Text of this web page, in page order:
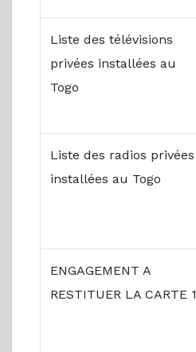
Liste des télévisions
privées installées au
Togo
Liste des radios privées
installées au Togo
ENGAGEMENT A
RESTITUER LA CARTE 1